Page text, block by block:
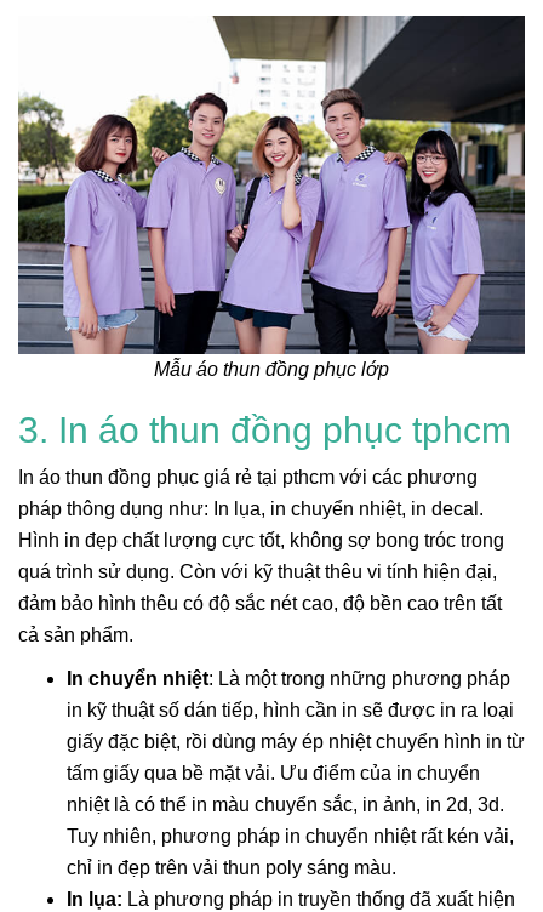
Mẫu áo thun đồng phục lớp
3. In áo thun đồng phục tphcm
In áo thun đồng phục giá rẻ tại pthcm với các phương
pháp thông dụng như: In lụa, in chuyển nhiệt, in decal.
Hình in đẹp chất lượng cực tốt, không sợ bong tróc trong
quá trình sử dụng. Còn với kỹ thuật thêu vi tính hiện đại,
đảm bảo hình thêu có độ sắc nét cao, độ bền cao trên tất
cả sản phẩm.
In chuyển nhiệt: Là một trong những phương pháp
in kỹ thuật số dán tiếp, hình cần in sẽ được in ra loại
giấy đặc biệt, rồi dùng máy ép nhiệt chuyển hình in từ
tấm giấy qua bề mặt vải. Ưu điểm của in chuyển
nhiệt là có thể in màu chuyển sắc, in ảnh, in 2d, 3d.
Tuy nhiên, phương pháp in chuyển nhiệt rất kén vải,
chỉ in đẹp trên vải thun poly sáng màu.
In lụa: Là phương pháp in truyền thống đã xuất hiện